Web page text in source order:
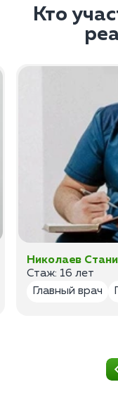
Кто
Николаев
Стаж: 16 лет
Главный врач